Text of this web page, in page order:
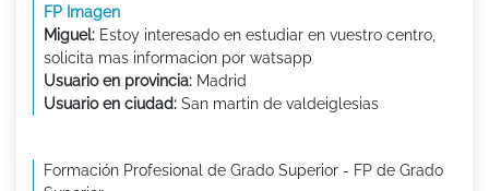
FP Imagen
Miguel: Estoy interesado en estudiar en vuestro centro,
solicita mas informacion por watsapp
Usuario en provincia: Madrid
Usuario en ciudad: San martin de valdeiglesias
Formación Profesional de Grado Superior - FP de Grado